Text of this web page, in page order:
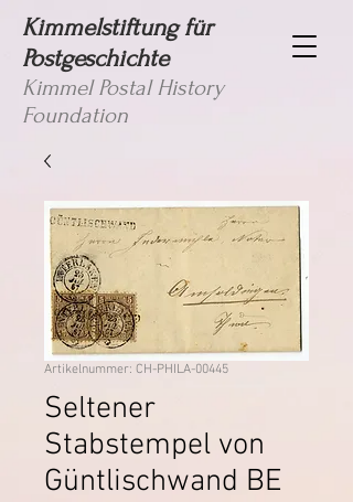
Kimmelstiftung für
Postgeschichte
Kimmel Postal History
Foundation
Artikelnummer: CH-PHILA-00445
Seltener
Stabstempel von
Güntlischwand BE